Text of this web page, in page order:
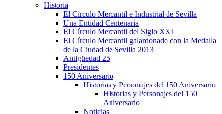
Historia
El Círculo Mercantil e Industrial de Sevilla
Una Entidad Centenaria
El Círculo Mercantil del Siglo XXI
El Círculo Mercantil galardonado con la Medalla
de la Ciudad de Sevilla 2013
Antigüedad 25
Presidentes
150 Aniversario
Historias y Personajes del 150 Aniversario
Historias y Personajes del 150
Aniversario
Noticias